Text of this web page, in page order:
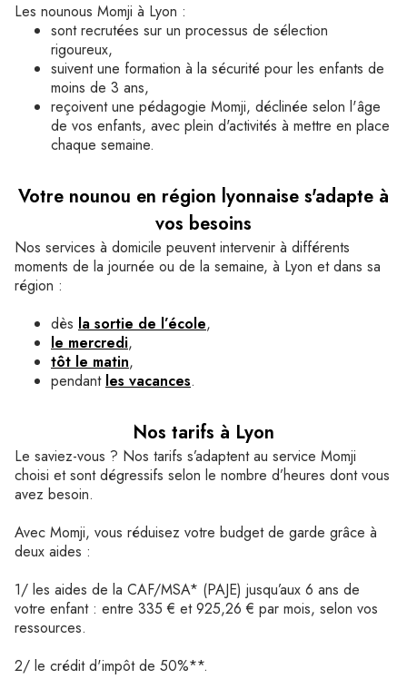
Les nounous Momji à Lyon :
sont recrutées sur un processus de sélection
rigoureux,
suivent une formation à la sécurité pour les enfants de
moins de 3 ans,
reçoivent une pédagogie Momji, déclinée selon l'âge
de vos enfants, avec plein d'activités à mettre en place
chaque semaine.
Votre nounou en région lyonnaise s'adapte à
vos besoins
Nos services à domicile peuvent intervenir à différents
moments de la journée ou de la semaine, à Lyon et dans sa
région :
dès la sortie de l’école,
le mercredi,
tôt le matin,
pendant les vacances.
Nos tarifs à Lyon
Le saviez-vous ? Nos tarifs s’adaptent au service Momji
choisi et sont dégressifs selon le nombre d’heures dont vous
avez besoin.
Avec Momji, vous réduisez votre budget de garde grâce à
deux aides :
1/ les aides de la CAF/MSA* (PAJE) jusqu’aux 6 ans de
votre enfant : entre 335 € et 925,26 € par mois, selon vos
ressources.
2/ le crédit d'impôt de 50%**.